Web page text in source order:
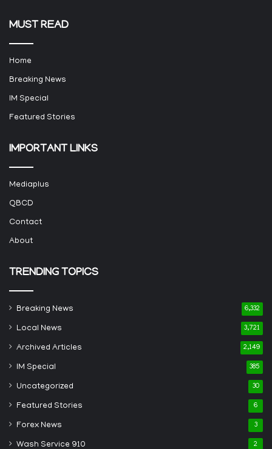
MUST READ
Home
Breaking News
IM Special
Featured Stories
IMPORTANT LINKS
Mediaplus
QBCD
Contact
About
TRENDING TOPICS
Breaking News 6,332
Local News 3,721
Archived Articles 2,149
IM Special 385
Uncategorized 30
Featured Stories 6
Forex News 3
Wash Service 910 2